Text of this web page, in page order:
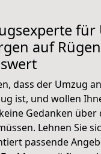
für
auf Rügen
dass der Umzug
ist, und wollen
Gedanken über
Lehnen Sie
passende